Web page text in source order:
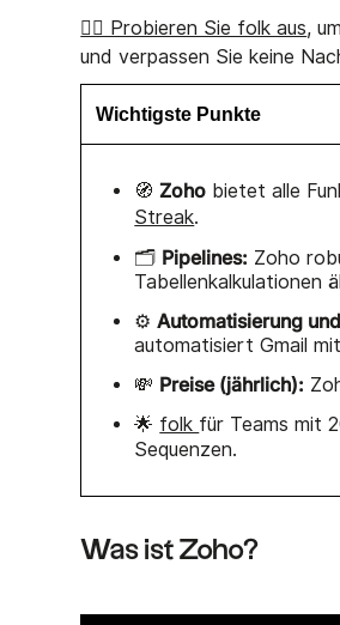
👉🏼 Probieren Sie folk aus,
und verpassen Sie keine
Wichtigste Punkte
🧭Zoho bietet alle
Streak.
🗂️ Pipelines: Zoho
Tabellenkalkulationen
⚙️Automatisierung
automatisiert Gmail
💸 Preise (jährlich):
🌟 folk für Teams mit
Sequenzen.
Was ist Zoho?